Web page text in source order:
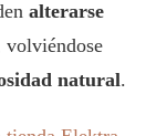
alterarse
volviéndose
natural.